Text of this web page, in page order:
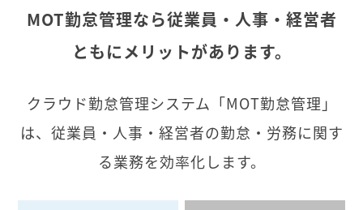
MOT勤怠管理なら従業員・人事・経営者
ともにメリットがあります。
クラウド勤怠管理システム「MOT勤怠管理」
は、従業員・人事・経営者の勤怠・労務に関す
る業務を効率化します。